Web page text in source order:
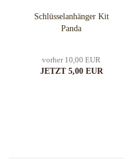
Schlüsselanhänger Kit
Panda
vorher 10,00 EUR
JETZT 5,00 EUR